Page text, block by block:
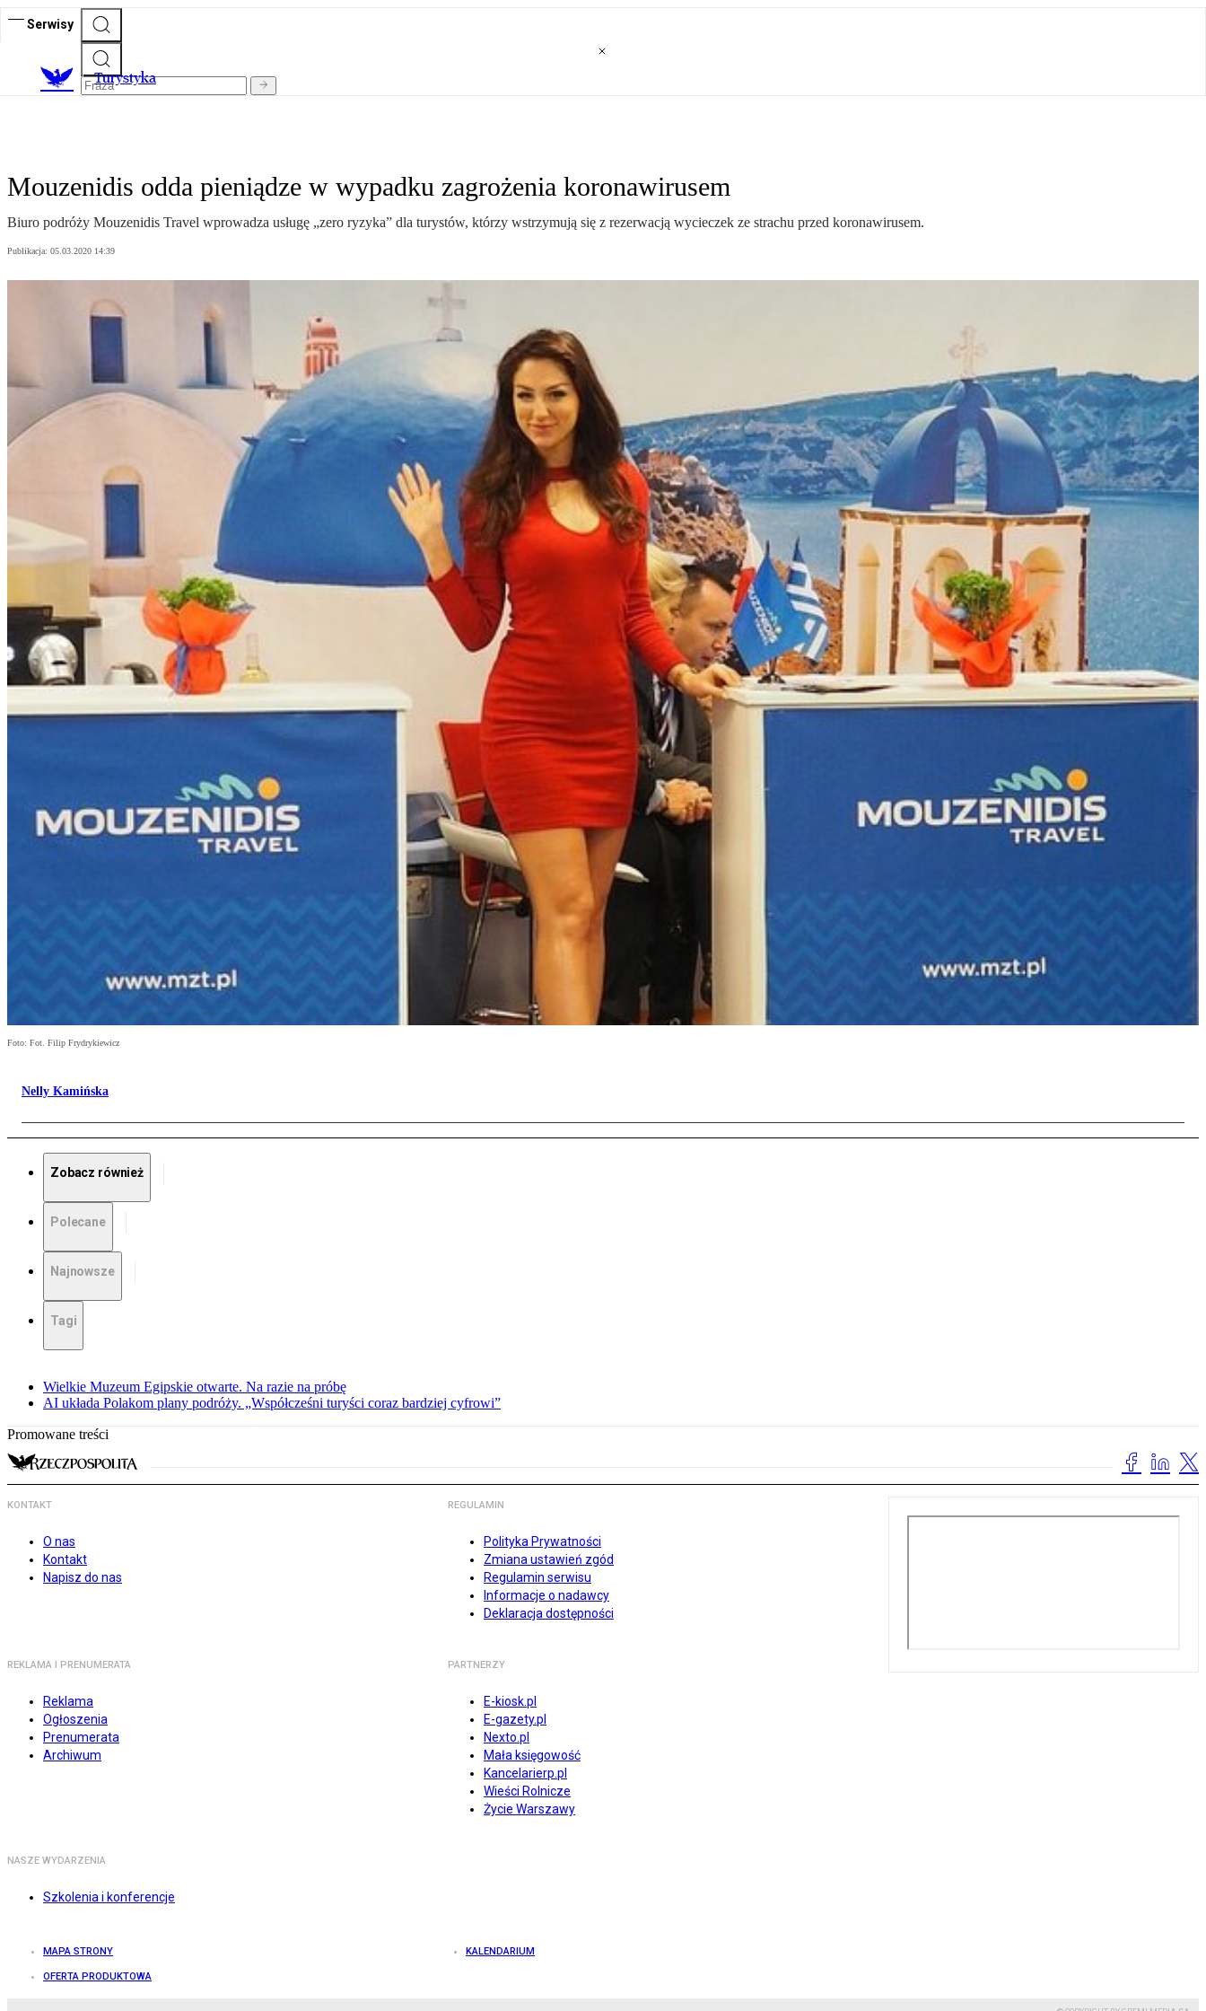
Serwisy
Turystyka
Mouzenidis odda pieniądze w wypadku zagrożenia koronawirusem
Biuro podróży Mouzenidis Travel wprowadza usługę „zero ryzyka” dla turystów, którzy wstrzymują się z rezerwacją wycieczek ze strachu przed koronawirusem.
Publikacja: 05.03.2020 14:39
Foto: Fot. Filip Frydrykiewicz
Nelly Kamińska
Zobacz również
Polecane
Najnowsze
Tagi
Wielkie Muzeum Egipskie otwarte. Na razie na próbę
AI układa Polakom plany podróży. „Współcześni turyści coraz bardziej cyfrowi”
Promowane treści
KONTAKT
O nas
Kontakt
Napisz do nas
REGULAMIN
Polityka Prywatności
Zmiana ustawień zgód
Regulamin serwisu
Informacje o nadawcy
Deklaracja dostępności
REKLAMA I PRENUMERATA
Reklama
Ogłoszenia
Prenumerata
Archiwum
PARTNERZY
E-kiosk.pl
E-gazety.pl
Nexto.pl
Mała księgowość
Kancelarierp.pl
Wieści Rolnicze
Życie Warszawy
NASZE WYDARZENIA
Szkolenia i konferencje
MAPA STRONY KALENDARIUM
OFERTA PRODUKTOWA